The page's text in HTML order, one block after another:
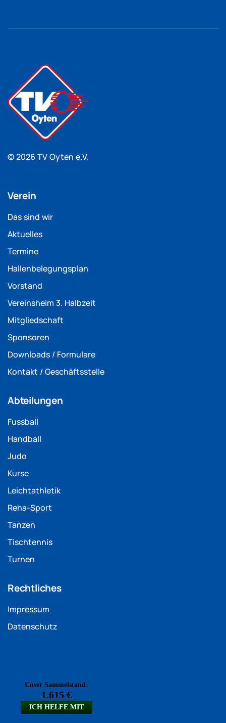
© 2026 TV Oyten e.V.
Verein
Das sind wir
Aktuelles
Termine
Hallenbelegungsplan
Vorstand
Vereinsheim 3. Halbzeit
Mitgliedschaft
Sponsoren
Downloads / Formulare
Kontakt / Geschäftsstelle
Abteilungen
Fussball
Handball
Judo
Kurse
Leichtathletik
Reha-Sport
Tanzen
Tischtennis
Turnen
Rechtliches
Impressum
Datenschutz